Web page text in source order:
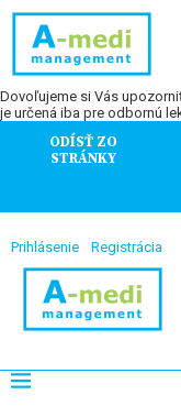
Dovoľujeme si Vás
je určená iba pre odbornú
ODÍSŤ ZO
STRÁNKY
Prihlásenie Registrácia